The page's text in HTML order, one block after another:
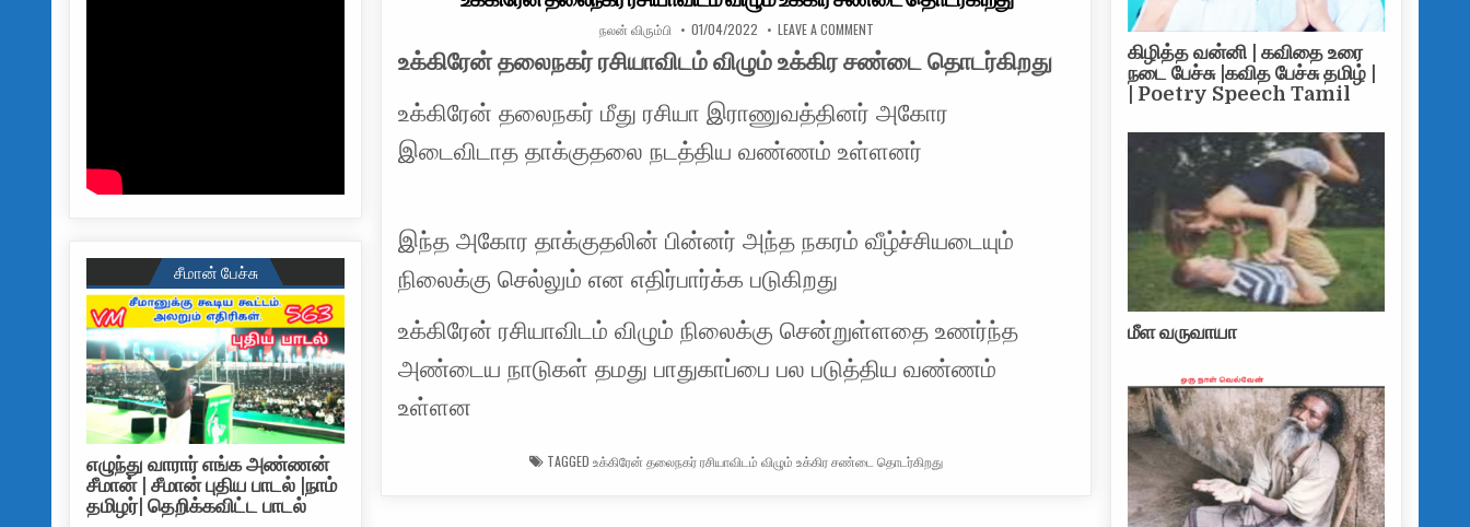
AUTHOR:
நலன் விரும்பி PUBLISHED DATE:
01/04/2022 LEAVE A COMMENTON உக்கிரேன் தலைநகர் ரசியாவிடம் விழும் உக்கிர சண்டை தொடர்கிறது
உக்கிரேன் தலைநகர் ரசியாவிடம் விழும் உக்கிர சண்டை தொடர்கிறது
உக்கிரேன் தலைநகர் மீது ரசியா இராணுவத்தினர் அகோர
இடைவிடாத தாக்குதலை நடத்திய வண்ணம் உள்ளனர்
இந்த அகோர தாக்குதலின் பின்னர் அந்த நகரம் வீழ்ச்சியடையும்
நிலைக்கு செல்லும் என எதிர்பார்க்க படுகிறது
உக்கிரேன் ரசியாவிடம் விழும் நிலைக்கு சென்றுள்ளதை உணர்ந்த
அண்டைய நாடுகள் தமது பாதுகாப்பை பல படுத்திய வண்ணம்
உள்ளன
TAGGEDஉக்கிரேன் தலைநகர் ரசியாவிடம் விழும் உக்கிர சண்டை தொடர்கிறது
சீமான் பேச்சு
எழுந்து வாரார் எங்க அண்ணன்
சீமான் | சீமான் புதிய பாடல் |நாம்
தமிழர்| தெறிக்கவிட்ட பாடல்
கிழித்த வன்னி | கவிதை உரை
நடை பேச்சு |கவித பேச்சு தமிழ் |
| Poetry Speech Tamil
மீள வருவாயா